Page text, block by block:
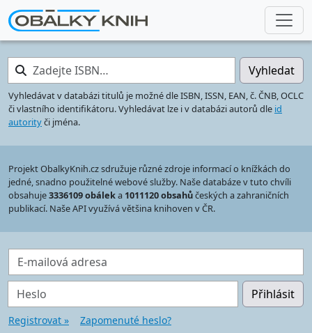
Zadejte ISBN… Vyhledat
Vyhledávat v databázi titulů je možné dle ISBN, ISSN, EAN, č. ČNB, OCLC
či vlastního identifikátoru. Vyhledávat lze i v databázi autorů dle id
autorityči jména.
Projekt ObalkyKnih.cz sdružuje různé zdroje informací o knížkách do
jedné, snadno použitelné webové služby. Naše databáze v tuto chvíli
obsahuje3336109 obáleka 1011120 obsahůčeských a zahraničních
publikací. Naše API využívá většina knihoven v ČR.
E-mailová adresa
Heslo Přihlásit
Registrovat » Zapomenuté heslo?